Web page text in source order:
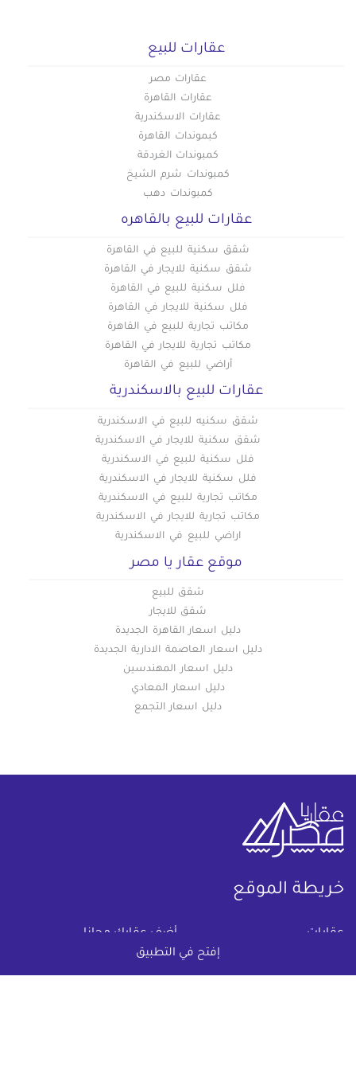
إفتح في التطبيق
عقارات للبيع
عقارات مصر
عقارات القاهرة
عقارات الاسكندرية
كبموندات القاهرة
كمبوندات الغردقة
كمبوندات شرم الشيخ
كمبوندات دهب
عقارات للبيع بالقاهره
شقق سكنية للبيع في القاهرة
شقق سكنية للايجار في القاهرة
فلل سكنية للبيع في القاهرة
فلل سكنية للايجار في القاهرة
مكاتب تجارية للبيع في القاهرة
مكاتب تجارية للايجار في القاهرة
أراضي للبيع في القاهرة
عقارات للبيع بالاسكندرية
شقق سكنيه للبيع في الاسكندرية
شقق سكنية للايجار في الاسكندرية
فلل سكنية للبيع في الاسكندرية
فلل سكنية للايجار في الاسكندرية
مكاتب تجارية للبيع في الاسكندرية
مكاتب تجارية للايجار في الاسكندرية
اراضي للبيع في الاسكندرية
موقع عقار يا مصر
شقق للبيع
شقق للايجار
دليل اسعار القاهرة الجديدة
دليل اسعار العاصمة الادارية الجديدة
دليل اسعار المهندسين
دليل اسعار المعادي
دليل اسعار التجمع
خريطة الموقع
عقارات أضف عقارك مجانا
دليل الاسعار